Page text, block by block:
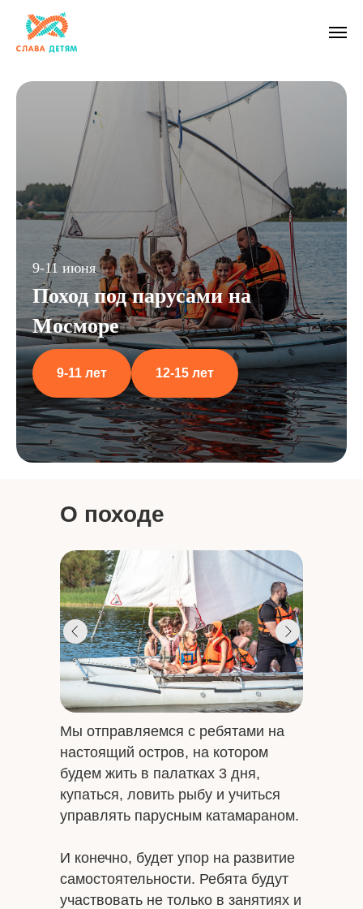
9-11 июня
Поход под парусами на
Мосморе
9-11 лет 12-15 лет
Мы отправляемся с ребятами на
настоящий остров, на котором
будем жить в палатках 3 дня,
купаться, ловить рыбу и учиться
управлять парусным катамараном.
И конечно, будет упор на развитие
самостоятельности. Ребята будут
участвовать не только в занятиях и
О походе